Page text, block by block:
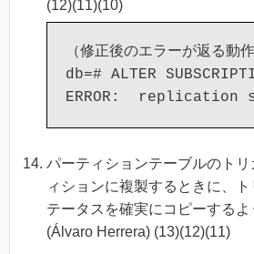
(12)(11)(10)
（修正後のエラーが返る動作
db=# ALTER
パーティションテーブルのト
ィションに複製するときに、
テータスを確実にコピーするよ
(Álvaro Herrera) (13)(12)(11)